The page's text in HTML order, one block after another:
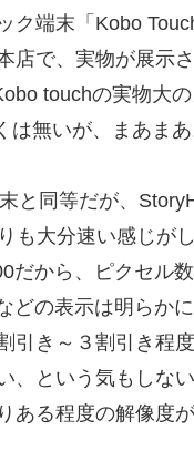
ク端末「Kobo
店で、実物が展示
touchの実物大の
無いが、まあまあ
と同等だが、
も大分速い感じがし
だから、ピクセル
どの表示は明らか
引き～３割引き程
、という気もしない
ある程度の解像度